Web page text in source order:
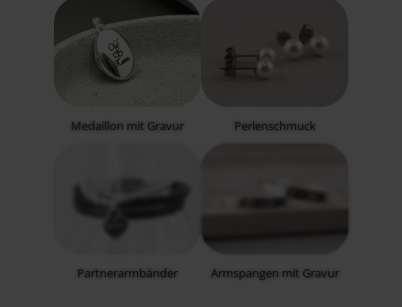
FAQ Häufig gestellte Fragen
Schneller Versand
Medaillon mit Gravur Perlenschmuck
Partnerarmbänder Armspangen mit Gravur